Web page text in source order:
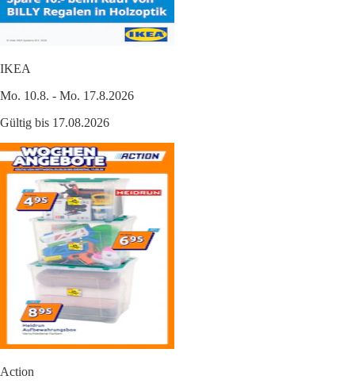
IKEA
Mo. 10.8. - Mo. 17.8.2026
Gültig bis 17.08.2026
Action